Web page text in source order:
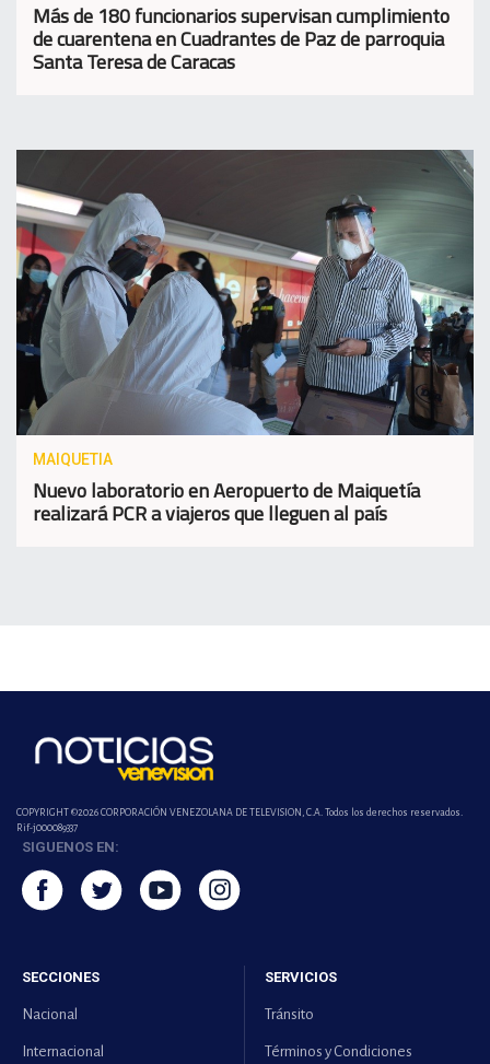
Más de 180 funcionarios supervisan cumplimiento
de cuarentena en Cuadrantes de Paz de parroquia
Santa Teresa de Caracas
MAIQUETIA
Nuevo laboratorio en Aeropuerto de Maiquetía
realizará PCR a viajeros que lleguen al país
COPYRIGHT ©2026 CORPORACIÓN VENEZOLANA DE TELEVISION, C.A. Todos los derechos reservados.
Rif-j000089337
SIGUENOS EN:
SECCIONES
Nacional
Internacional
SERVICIOS
Tránsito
Términos y Condiciones